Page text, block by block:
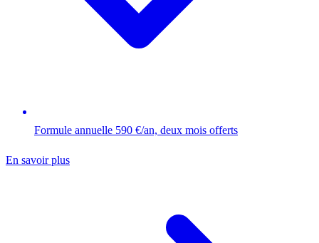
Formule annuelle 590 €/an, deux mois offerts
En savoir plus